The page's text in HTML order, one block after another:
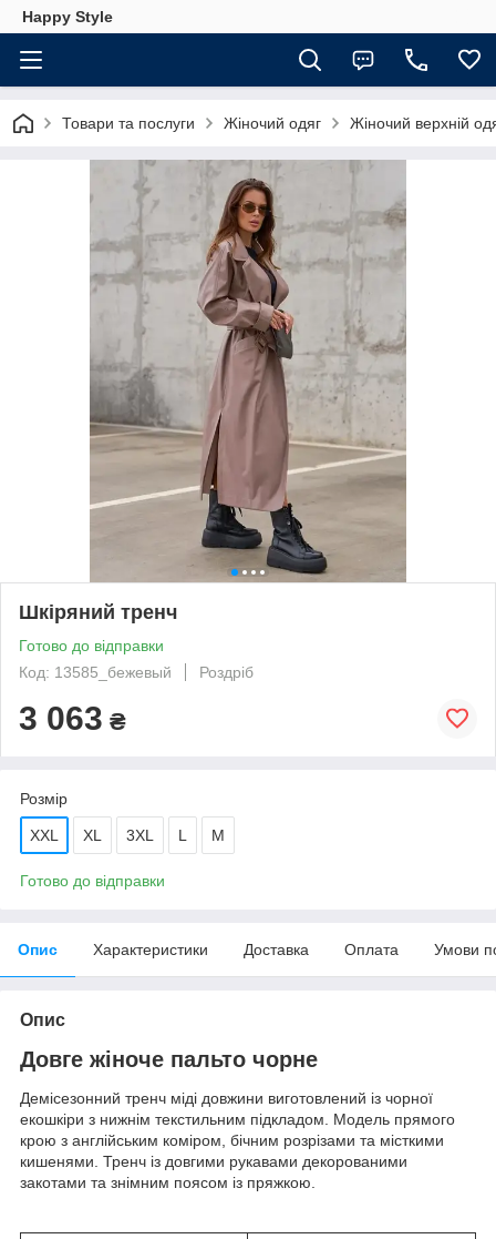
Happy Style
Товари та послуги Жіночий одяг Жіночий верхній
Шкіряний тренч
Готово до відправки
Код: 13585_бежевый
Роздріб
3 063 ₴
Розмір
XXL XL 3XL L M
Готово до відправки
Опис Характеристики Доставка Оплата Умови
Опис
Довге жіноче пальто чорне
Демісезонний тренч міді довжини виготовлений із чорної
екошкіри з нижнім текстильним підкладом. Модель прямого
крою з англійським коміром, бічним розрізами та місткими
кишенями. Тренч із довгими рукавами декорованими
закотами та знімним поясом із пряжкою.